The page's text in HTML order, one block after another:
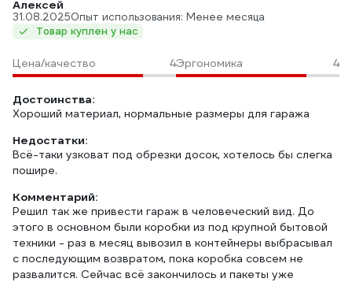
Алексей
31.08.2025Опыт использования: Менее месяца
Товар куплен у нас
Цена/качество 4Эргономика 4
Достоинства:
Хороший материал, нормальные размеры для гаража
Недостатки:
Всё-таки узковат под обрезки досок, хотелось бы слегка
пошире.
Комментарий:
Решил так же привести гараж в человеческий вид. До
этого в основном были коробки из под крупной бытовой
техники - раз в месяц вывозил в контейнеры выбрасывал
с последующим возвратом, пока коробка совсем не
развалится. Сейчас всё закончилось и пакеты уже